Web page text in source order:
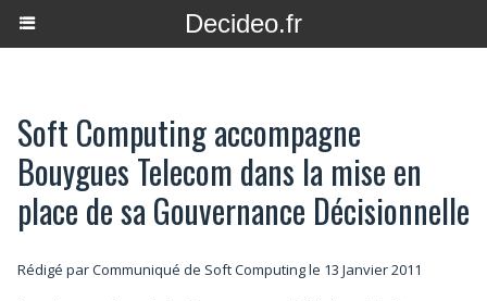
Decideo.fr
Soft Computing accompagne
Bouygues Telecom dans la mise en
place de sa Gouvernance Décisionnelle
Rédigé par Communiqué de Soft Computing le 13 Janvier 2011